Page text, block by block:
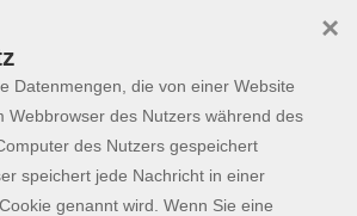
Datenmengen, die von einer Website
Webbrowser des Nutzers während des
des Nutzers gespeichert
speichert jede Nachricht in einer
genannt wird. Wenn Sie eine
×